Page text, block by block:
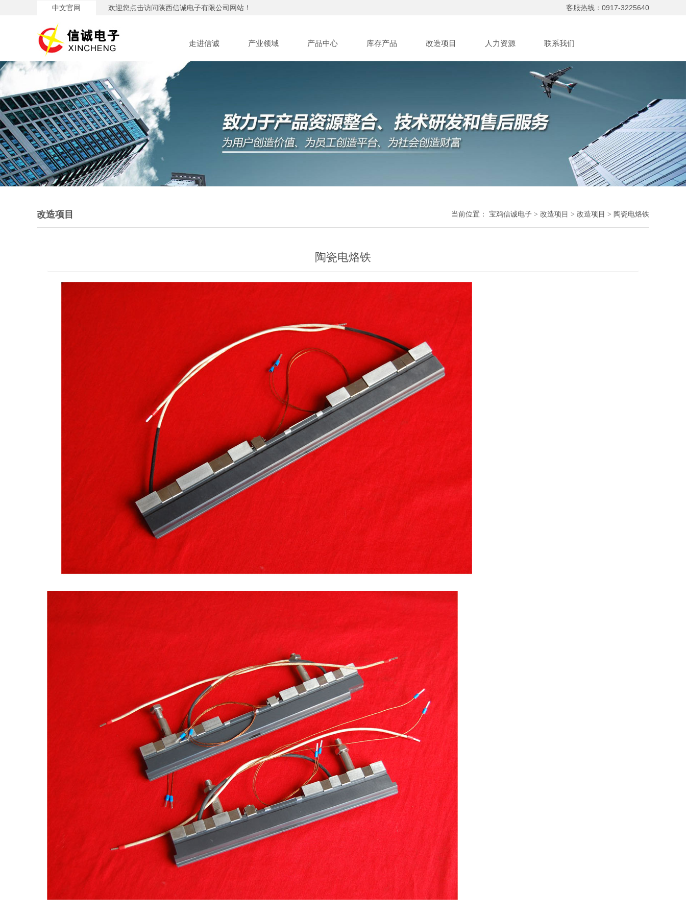
中文官网 欢迎您点击访问陕西信诚电子有限公司网站！ 客服热线：0917-3225640
走进信诚 产业领域 产品中心 库存产品 改造项目 人力资源 联系我们
改造项目 当前位置： 宝鸡信诚电子 > 改造项目 > 改造项目 > 陶瓷电烙铁
陶瓷电烙铁